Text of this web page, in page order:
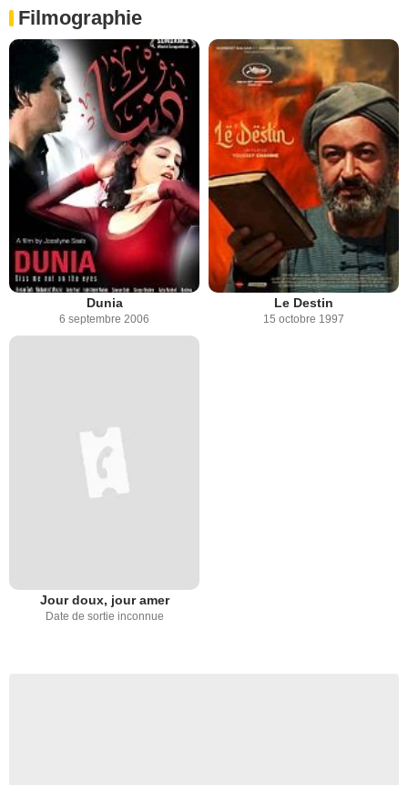
Filmographie
Dunia
6 septembre 2006
Le Destin
15 octobre 1997
Jour doux, jour amer
Date de sortie inconnue